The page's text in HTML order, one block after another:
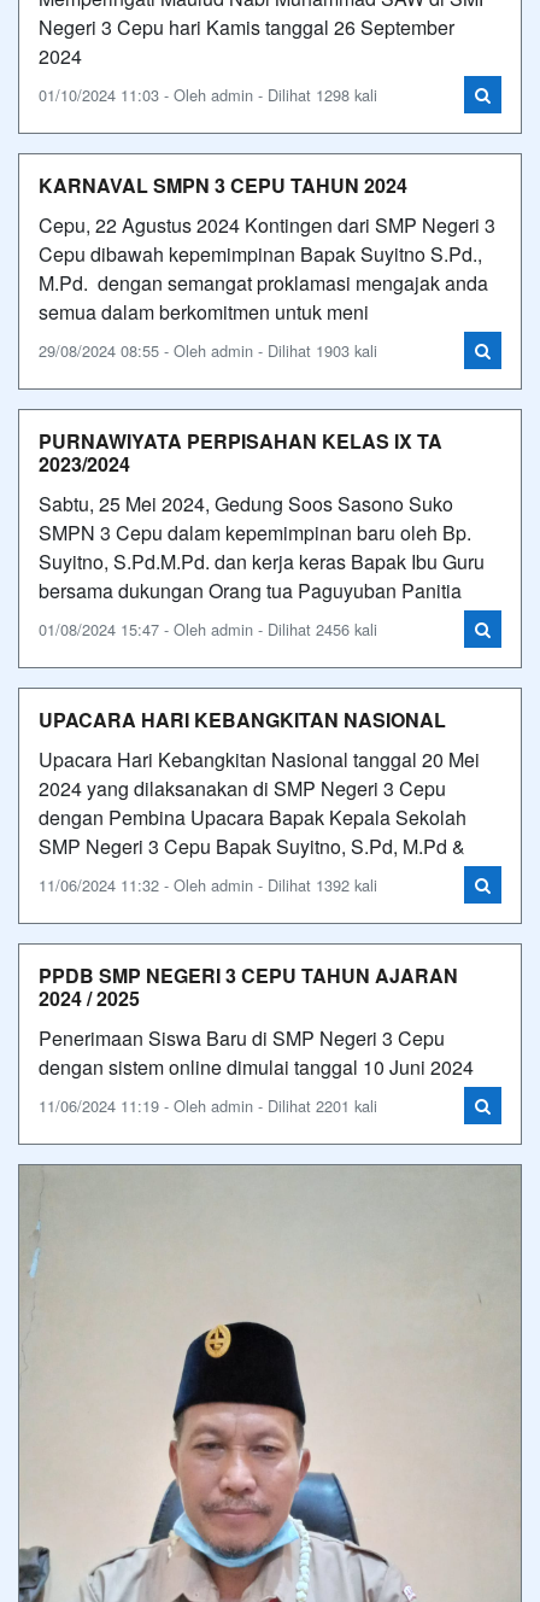
Negeri 3 Cepu hari Kamis tanggal 26 September
2024
01/10/2024 11:03 - Oleh admin - Dilihat 1298 kali
KARNAVAL SMPN 3 CEPU TAHUN 2024
Cepu, 22 Agustus 2024 Kontingen dari SMP Negeri 3
Cepu dibawah kepemimpinan Bapak Suyitno S.Pd.,
M.Pd. dengan semangat proklamasi mengajak anda
semua dalam berkomitmen untuk meni
29/08/2024 08:55 - Oleh admin - Dilihat 1903 kali
PURNAWIYATA PERPISAHAN KELAS IX TA
2023/2024
Sabtu, 25 Mei 2024, Gedung Soos Sasono Suko
SMPN 3 Cepu dalam kepemimpinan baru oleh Bp.
Suyitno, S.Pd.M.Pd. dan kerja keras Bapak Ibu Guru
bersama dukungan Orang tua Paguyuban Panitia
01/08/2024 15:47 - Oleh admin - Dilihat 2456 kali
UPACARA HARI KEBANGKITAN NASIONAL
Upacara Hari Kebangkitan Nasional tanggal 20 Mei
2024 yang dilaksanakan di SMP Negeri 3 Cepu
dengan Pembina Upacara Bapak Kepala Sekolah
SMP Negeri 3 Cepu Bapak Suyitno, S.Pd, M.Pd &
11/06/2024 11:32 - Oleh admin - Dilihat 1392 kali
PPDB SMP NEGERI 3 CEPU TAHUN AJARAN
2024 / 2025
Penerimaan Siswa Baru di SMP Negeri 3 Cepu
dengan sistem online dimulai tanggal 10 Juni 2024
11/06/2024 11:19 - Oleh admin - Dilihat 2201 kali